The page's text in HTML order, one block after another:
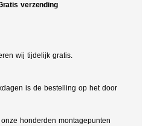
verzending
wij tijdelijk gratis.
is de bestelling op het door
honderden montagepunten